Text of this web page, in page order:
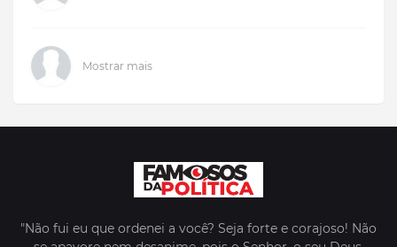
Mostrar mais
"Não fui eu que ordenei a você? Seja forte e corajoso! Não